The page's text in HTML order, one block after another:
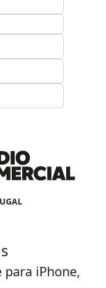
iPhone,